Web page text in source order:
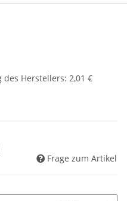
des Herstellers: 2,01 €
Frage zum Artikel